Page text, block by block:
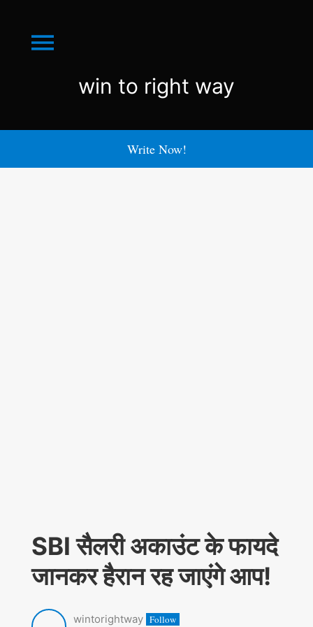
Menu
win
right
win to right way
Write Now!
SBI सैलरी अकाउंट के फायदे
जानकर हैरान रह जाएंगे आप!
wintorightway Follow